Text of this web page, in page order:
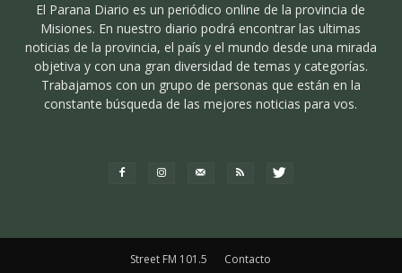
El Parana Diario es un periódico online de la provincia de
Misiones. En nuestro diario podrá encontrar las ultimas
noticias de la provincia, el país y el mundo desde una mirada
objetiva y con una gran diversidad de temas y categorías.
Trabajamos con un grupo de personas que están en la
constante búsqueda de las mejores noticias para vos.
Street FM 101.5 Contacto